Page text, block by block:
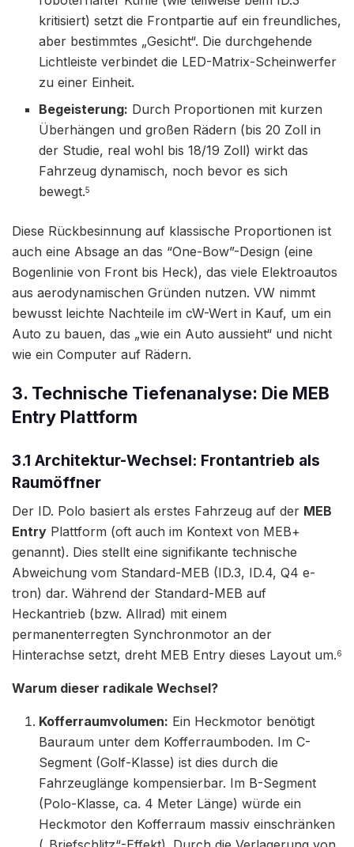
kritisiert) setzt die Frontpartie auf ein freundliches,
aber bestimmtes „Gesicht“. Die durchgehende
Lichtleiste verbindet die LED-Matrix-Scheinwerfer
zu einer Einheit.
Begeisterung: Durch Proportionen mit kurzen
Überhängen und großen Rädern (bis 20 Zoll in
der Studie, real wohl bis 18/19 Zoll) wirkt das
Fahrzeug dynamisch, noch bevor es sich
bewegt.5
Diese Rückbesinnung auf klassische Proportionen ist
auch eine Absage an das “One-Bow”-Design (eine
Bogenlinie von Front bis Heck), das viele Elektroautos
aus aerodynamischen Gründen nutzen. VW nimmt
bewusst leichte Nachteile im cW-Wert in Kauf, um ein
Auto zu bauen, das „wie ein Auto aussieht“ und nicht
wie ein Computer auf Rädern.
3. Technische Tiefenanalyse: Die MEB
Entry Plattform
3.1 Architektur-Wechsel: Frontantrieb als
Raumöffner
Der ID. Polo basiert als erstes Fahrzeug auf der MEB
Entry Plattform (oft auch im Kontext von MEB+
genannt). Dies stellt eine signifikante technische
Abweichung vom Standard-MEB (ID.3, ID.4, Q4 e-
tron) dar. Während der Standard-MEB auf
Heckantrieb (bzw. Allrad) mit einem
permanenterregten Synchronmotor an der
Hinterachse setzt, dreht MEB Entry dieses Layout um.6
Warum dieser radikale Wechsel?
Kofferraumvolumen: Ein Heckmotor benötigt
Bauraum unter dem Kofferraumboden. Im C-
Segment (Golf-Klasse) ist dies durch die
Fahrzeuglänge kompensierbar. Im B-Segment
(Polo-Klasse, ca. 4 Meter Länge) würde ein
Heckmotor den Kofferraum massiv einschränken